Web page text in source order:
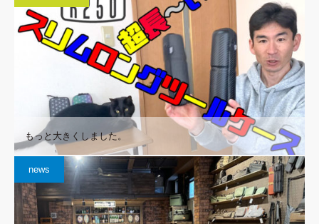
もっと大きくしました。
news